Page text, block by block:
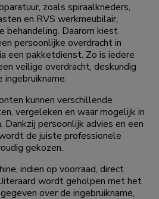
zoals spiraalkneders,
en RVS werkmeubilair,
behandeling. Daarom kiest
persoonlijke overdracht in
een pakketdienst. Zo is iedere
veilige overdracht, deskundig
kunnen verschillende
vergeleken en waar mogelijk in
Dankzij persoonlijk advies en een
de juiste professionele
gekozen.
indien op voorraad, direct
wordt geholpen met het
over de ingebruikname,